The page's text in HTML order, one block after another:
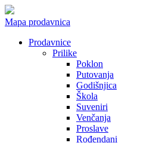
Mapa prodavnica
Prodavnice
Prilike
Poklon
Putovanja
Godišnjica
Škola
Suveniri
Venčanja
Proslave
Rođendani